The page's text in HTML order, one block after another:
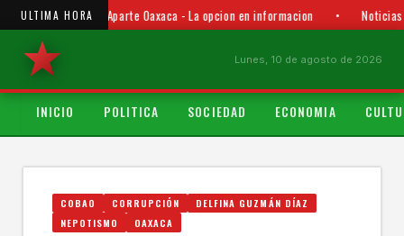
ULTIMA HORAPunto y Aparte Oaxaca - La opcion en informacion • Noticias
Lunes, 10 de agosto de 2026
INICIO POLITICA SOCIEDAD ECONOMIA
COBAO CORRUPCIÓN
DELFINA GUZMÁN DÍAZ
NEPOTISMO
OAXACA